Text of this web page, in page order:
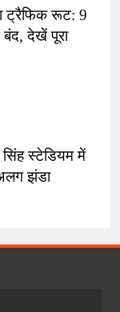
ट्रैफिक रूट: 9
बंद, देखें पूरा
स्टेडियम में
झंडा